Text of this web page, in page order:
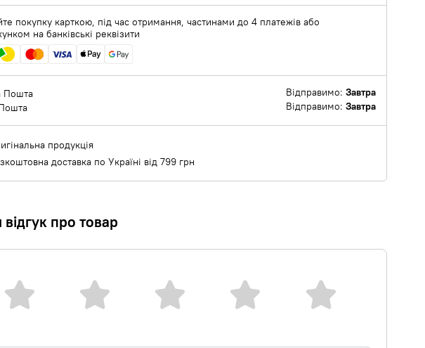
покупку карткою, під час отримання, частинами до 4 платежів або
на банківські реквізити
Пошта Відправимо: Завтра
Відправимо: Завтра
продукція
доставка по Україні від 799 грн
про товар